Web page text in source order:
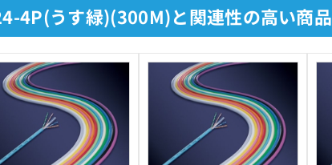
4P(うす緑)(300M)と関連性の高い商品